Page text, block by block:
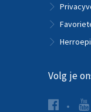
Volg je